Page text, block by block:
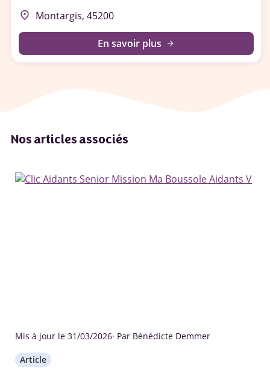
place Montargis, 45200
En savoir plus arrow_forward
Nos articles associés
Mis à jour le 31/03/2026· Par Bénédicte Demmer
Article